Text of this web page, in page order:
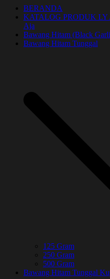
BERANDA
KATALOG PRODUK LY
Aja
Bawang Hitam (Black
Bawang Hitam Tunggal
125 Gram
250 Gram
500 Gram
Bawang Hitam Tunggal